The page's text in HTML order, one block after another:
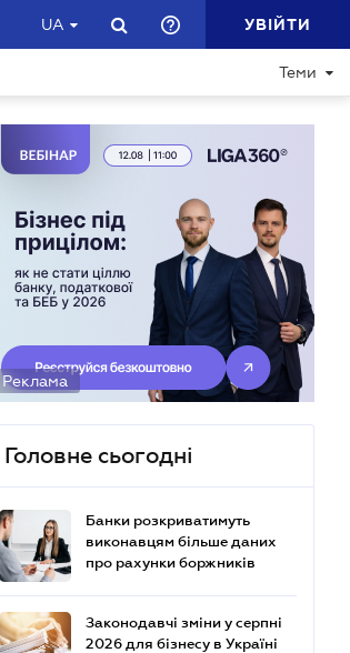
UA УВІЙТИ
Теми
Реклама
Головне сьогодні
Банки розкриватимуть
виконавцям більше даних
про рахунки боржників
Законодавчі зміни у серпні
2026 для бізнесу в Україні